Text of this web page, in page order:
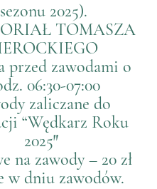
sezonu 2025).
TOMASZA
przed zawodami o
06:30-07:00
zaliczane do
“Wędkarz Roku
2025″
na zawody – 20 zł
w dniu zawodów.